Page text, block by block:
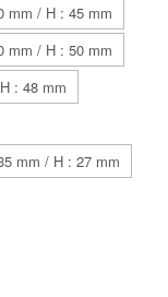
mm / H : 45 mm
mm / H : 50 mm
: 48 mm
mm / H : 27 mm